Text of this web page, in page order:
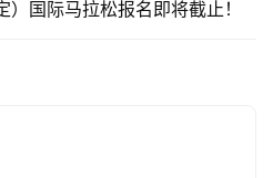
国际马拉松报名即将截止！